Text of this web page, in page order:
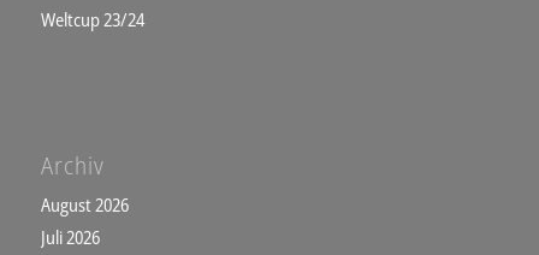
Weltcup 23/24
Archiv
August 2026
Juli 2026